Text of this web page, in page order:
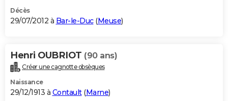
Décès
29/07/2012 à Bar-le-Duc(Meuse)
Henri OUBRIOT (90 ans)
Créer une cagnotte obsèques
Naissance
29/12/1913 à Contault(Marne)